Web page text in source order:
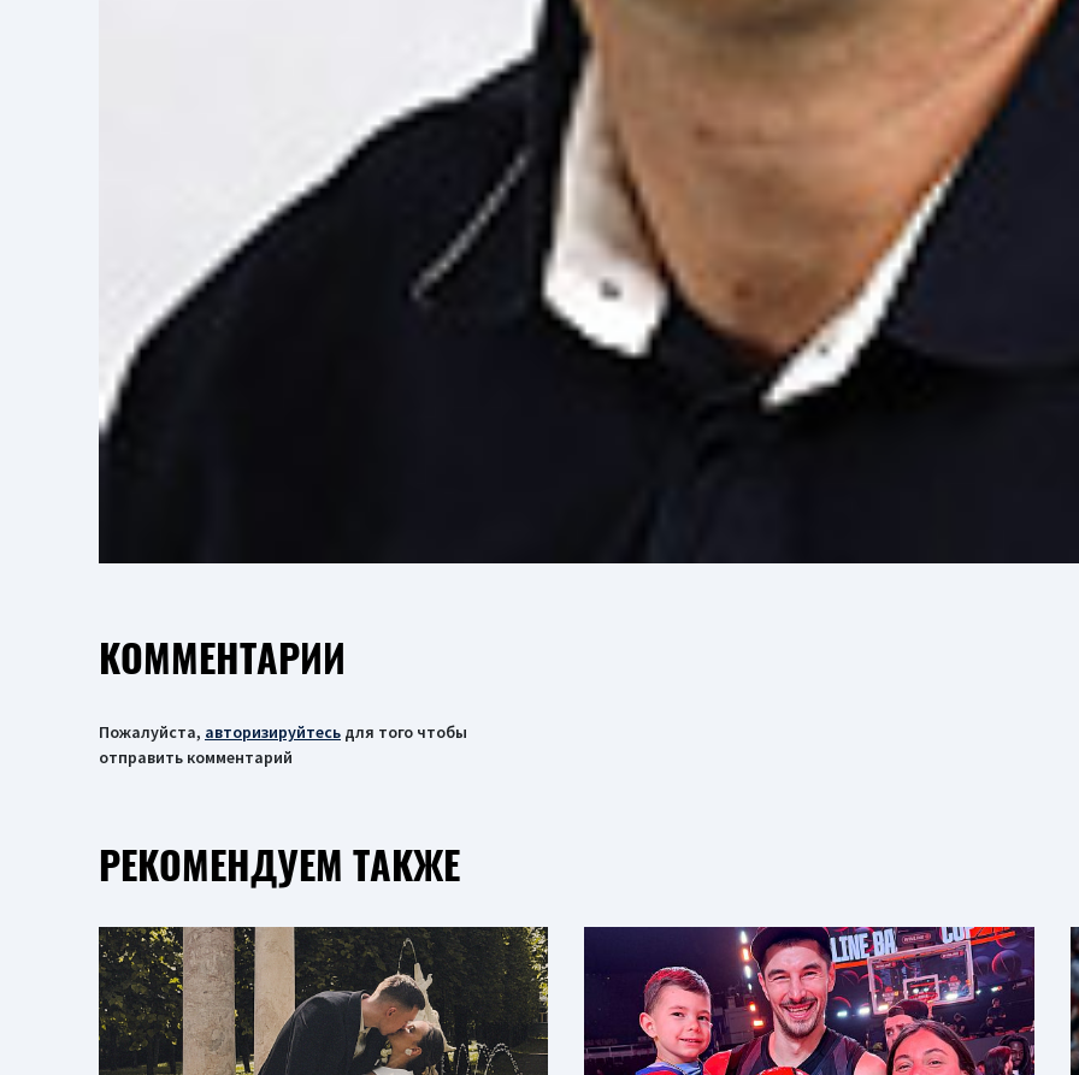
КОММЕНТАРИИ
Пожалуйста, авторизируйтесь для того чтобы
отправить комментарий
РЕКОМЕНДУЕМ ТАКЖЕ